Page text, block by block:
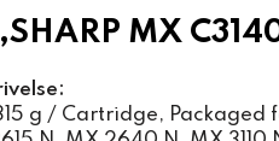
MX
g / Cartridge, Packaged